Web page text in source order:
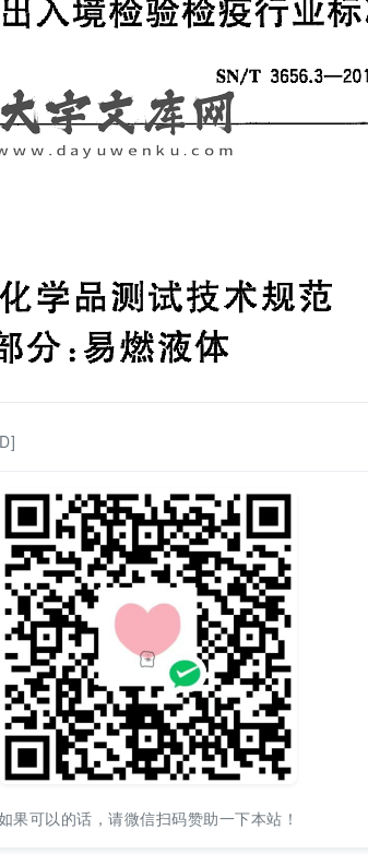
果可以的话，请微信扫码赞助一下本站！